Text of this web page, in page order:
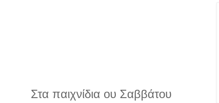
Στα παιχνίδια ου Σαββάτου